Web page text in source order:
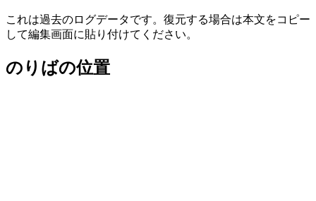
これは過去のログデータです。復元する場合は本文をコピー
して編集画面に貼り付けてください。
のりばの位置